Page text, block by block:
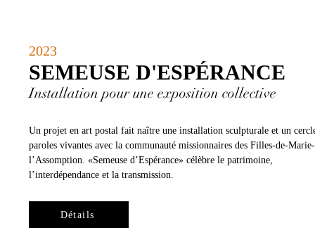
SEMEUSE D'ESPÉRANCE
2023
Installation pour une exposition collective
Un projet en art postal fait naître une installation sculpturale et un
paroles vivantes avec la communauté missionnaires des Filles-de-
l’Assomption. «Semeuse d’Espérance» célèbre le patrimoine,
l’interdépendance et la transmission.
Détails